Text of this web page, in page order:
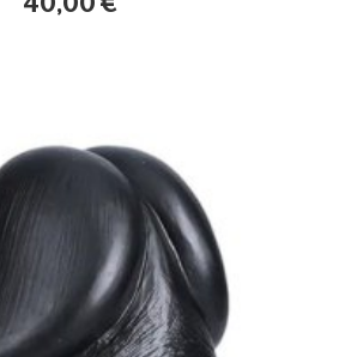
40,00 €